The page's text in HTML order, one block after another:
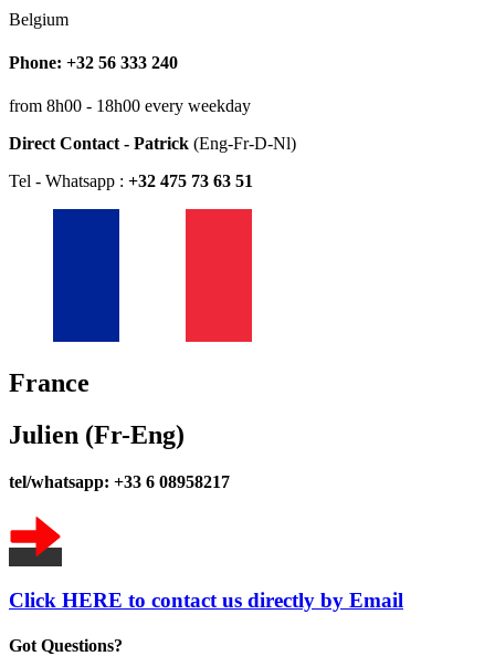
Belgium
Phone: +32 56 333 240
from 8h00 - 18h00 every weekday
Direct Contact - Patrick (Eng-Fr-D-Nl)
Tel - Whatsapp : +32 475 73 63 51
France
Julien (Fr-Eng)
tel/whatsapp: +33 6 08958217
Click HERE to contact us directly by Email
Got Questions?